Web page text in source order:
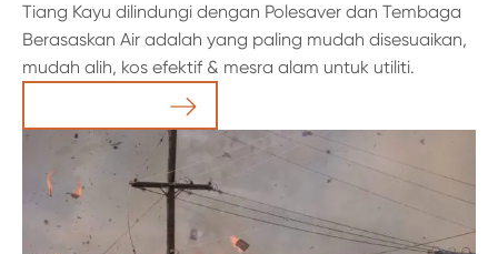
Tiang Kayu dilindungi dengan Polesaver dan Tembaga
Berasaskan Air adalah yang paling mudah disesuaikan,
mudah alih, kos efektif & mesra alam untuk utiliti.